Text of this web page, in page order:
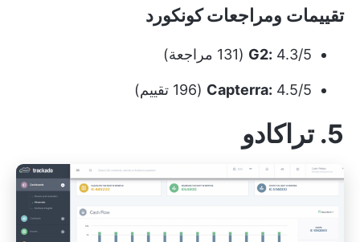
تقييمات ومراجعات كونكورد
G2: 4.3/5 (131 مراجعة)
Capterra: 4.5/5 (196 تقييم)
5. تراكادو